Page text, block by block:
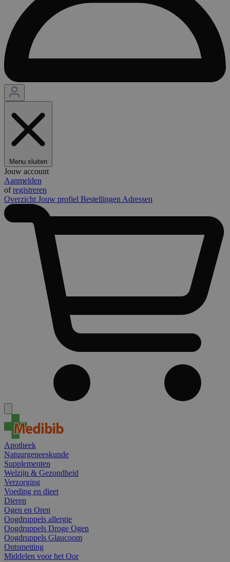
Menu sluiten
Jouw account
Aanmelden
ofregistreren
Overzicht Jouw profiel Bestellingen Adressen
Apotheek
Natuurgeneeskunde
Supplementen
Welzijn & Gezondheid
Verzorging
Voeding en dieet
Dieren
Ogen en Oren
Oogdruppels allergie
Oogdruppels Droge Ogen
Oogdruppels Glaucoom
Ontsmetting
Middelen voor het Oor